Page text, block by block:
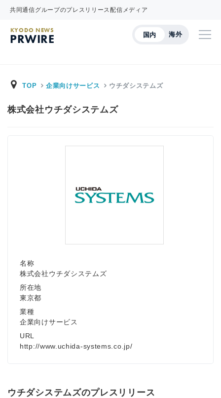
共同通信グループのプレスリリース配信メディア
国内 海外
KYODO NEWS
PRWIRE
TOP 企業向けサービス ウチダシステムズ
株式会社ウチダシステムズ
名称
株式会社ウチダシステムズ
所在地
東京都
業種
企業向けサービス
URL
http://www.uchida-systems.co.jp/
ウチダシステムズのプレスリリース